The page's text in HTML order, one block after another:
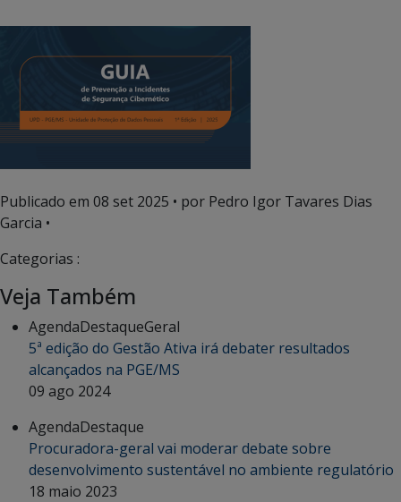
Publicado em 08 set 2025 • por Pedro Igor Tavares Dias
Garcia •
Categorias :
Veja Também
AgendaDestaqueGeral
5ª edição do Gestão Ativa irá debater resultados
alcançados na PGE/MS
09 ago 2024
AgendaDestaque
Procuradora-geral vai moderar debate sobre
desenvolvimento sustentável no ambiente regulatório
18 maio 2023